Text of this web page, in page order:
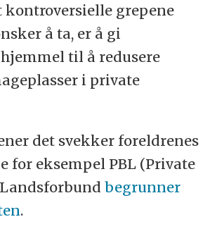
kontroversielle grepene
å ta, er å gi
til å redusere
i private
det svekker foreldrenes
for eksempel PBL (Private
begrunner
.